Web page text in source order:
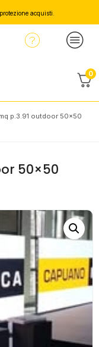
acquisti.
0
p.3.91 outdoor 50×50
50×50